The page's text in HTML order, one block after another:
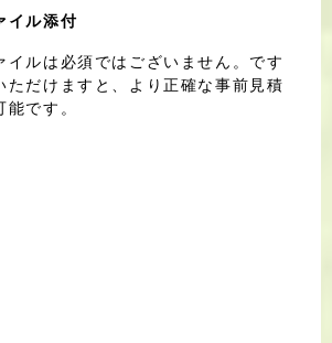
イル添付
イルは必須ではございません。です
ただけますと、より正確な事前見積
です。